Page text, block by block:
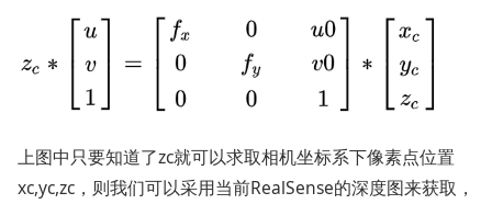
上图中只要知道了zc就可以求取相机坐标系下像素点位置
xc,yc,zc，则我们可以采用当前RealSense的深度图来获取，